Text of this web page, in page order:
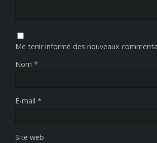
Me tenir informé des nouveaux
Nom *
E-mail *
Site web